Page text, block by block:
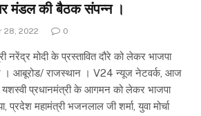
मंडल की बैठक संपन्न ।
28, 2022 0
नरेंद्र मोदी के प्रस्तावित दौरे को लेकर भाजपा
आबूरोड/ राजस्थान । V24 न्यूज नेटवर्क, आज
यशस्वी प्रधानमंत्री के आगमन को लेकर भाजपा
प्रदेश महामंत्री भजनलाल जी शर्मा, युवा मोर्चा